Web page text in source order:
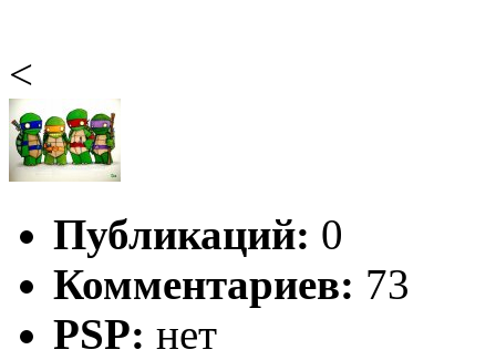
<
Публикаций: 0
Комментариев: 73
PSP: нет